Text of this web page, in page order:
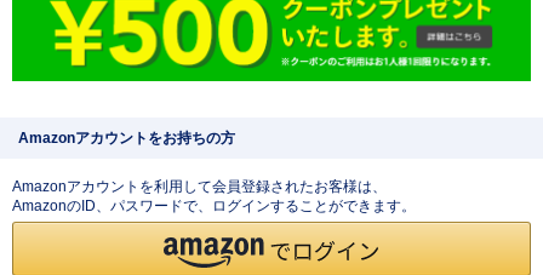
Amazonアカウントをお持ちの方
Amazonアカウントを利用して会員登録されたお客様は、
AmazonのID、パスワードで、ログインすることができます。